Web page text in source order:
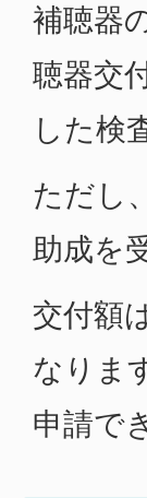
補聴器
聴器交
した検
ただし
助成を
交付額
なりま
申請で